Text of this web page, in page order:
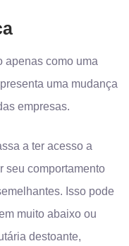
apenas como uma
uma mudança
empresas.
a ter acesso a
seu comportamento
Isso pode
muito abaixo ou
destoante,